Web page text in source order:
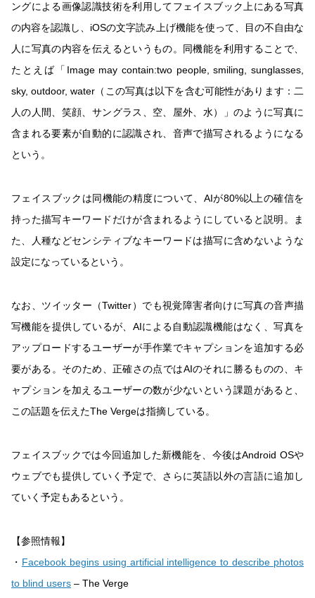
ングによる画像認識技術を利用してフェイスブック上にある写真
の内容を認識し、iOSの文字読み上げ機能を使って、目の不自由な
人に写真の内容を伝えるというもの。同機能を利用することで、
たとえば「Image may contain:two people, smiling, sunglasses,
sky, outdoor, water（この写真は以下を含む可能性があります：二
人の人間、笑顔、サングラス、空、屋外、水）」のように写真に
含まれる要素が自動的に認識され、音声で描写されるようになる
という。
フェイスブックは同機能の精度について、AIが80%以上の確信を
持った描写キーワードだけが含まれるようにしていると説明。ま
た、人種などセンシティブなキーワードは描写に含めないような
設定になっているという。
なお、ツイッター（Twitter）でも視覚障害者向けに写真の音声描
写機能を提供しているが、AIによる自動認識機能はなく、写真を
アップロードするユーザーが手作業でキャプションを追加する必
要がある。そのため、正確さの点ではAIのそれに勝るものの、キ
ャプションを加えるユーザーの数が少ないという課題があると、
この話題を伝えたThe Vergeは指摘している。
フェイスブックでは今回追加した新機能を、今後はAndroid OSや
ウェブでも提供していく予定で、さらに英語以外の言語に追加し
ていく予定もあるという。
【参照情報】
・ Facebook begins using artificial intelligence to describe photos
to blind users – The Verge